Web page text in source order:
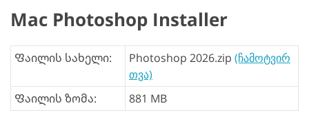
Mac Photoshop Installer
Ფაილის სახელი: Photoshop 2026.zip (ჩამოტვირ
თვა)
Ფაილის ზომა:
881 MB